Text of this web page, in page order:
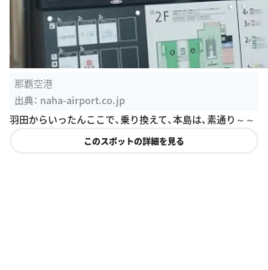
那覇空港
出典： naha-airport.co.jp
羽田からいったんここで、乗り換えて、本島は、素通り～～
このスポットの詳細を見る